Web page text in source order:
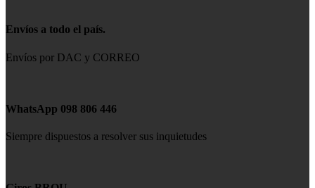
Envíos a todo el país.
Envíos por DAC y CORREO
WhatsApp 098 806 446
Siempre dispuestos a resolver sus inquietudes